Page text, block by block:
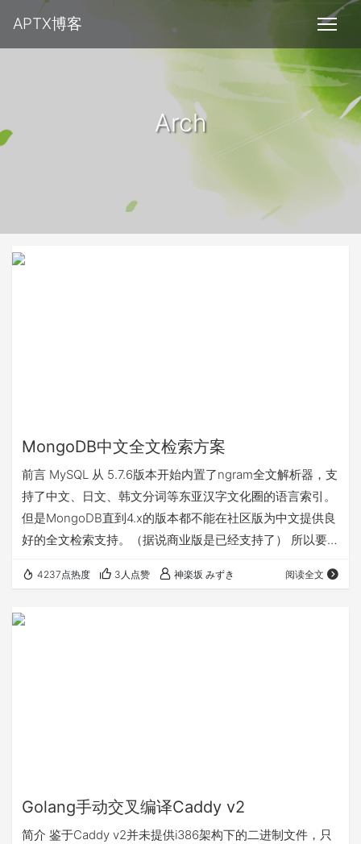
APTX博客
Arch
MongoDB中文全文检索方案
前言 MySQL 从 5.7.6版本开始内置了ngram全文解析器，支
持了中文、日文、韩文分词等东亚汉字文化圈的语言索引。
但是MongoDB直到4.x的版本都不能在社区版为中文提供良
好的全文检索支持。（据说商业版是已经支持了） 所以要想
的检索工具，比如常见的ElasticSearch等，但是毕竟
MongoDB了，结果检索引擎比数据库都麻烦）这显然不是
4237点热度 3人点赞 神楽坂 みずき 阅读全文
Golang手动交叉编译Caddy v2
简介 鉴于Caddy v2并未提供i386架构下的二进制文件，只